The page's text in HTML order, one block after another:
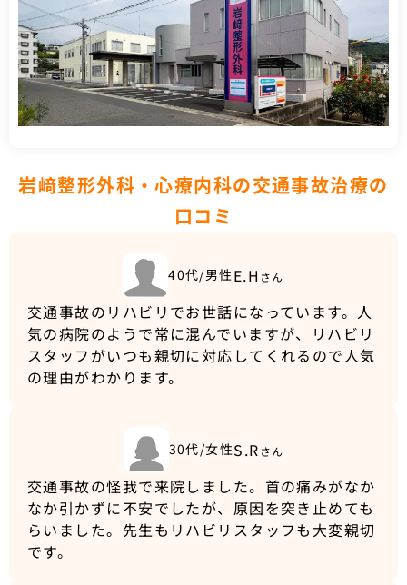
岩﨑整形外科・心療内科の交通事故治療の
口コミ
40代/男性E.H さん
交通事故のリハビリでお世話になっています。人
気の病院のようで常に混んでいますが、リハビリ
スタッフがいつも親切に対応してくれるので人気
の理由がわかります。
30代/女性S.R さん
交通事故の怪我で来院しました。首の痛みがなか
なか引かずに不安でしたが、原因を突き止めても
らいました。先生もリハビリスタッフも大変親切
です。